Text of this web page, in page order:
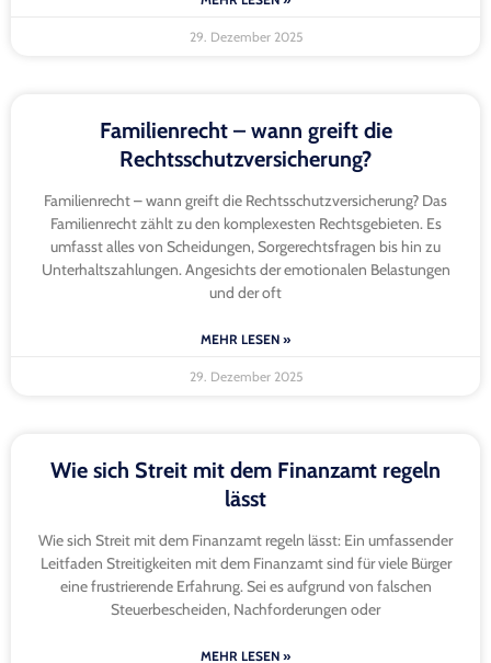
29. Dezember 2025
Familienrecht – wann greift die
Rechtsschutzversicherung?
Familienrecht – wann greift die Rechtsschutzversicherung? Das
Familienrecht zählt zu den komplexesten Rechtsgebieten. Es
umfasst alles von Scheidungen, Sorgerechtsfragen bis hin zu
Unterhaltszahlungen. Angesichts der emotionalen Belastungen
und der oft
MEHR LESEN »
29. Dezember 2025
Wie sich Streit mit dem Finanzamt regeln
lässt
Wie sich Streit mit dem Finanzamt regeln lässt: Ein umfassender
Leitfaden Streitigkeiten mit dem Finanzamt sind für viele Bürger
eine frustrierende Erfahrung. Sei es aufgrund von falschen
Steuerbescheiden, Nachforderungen oder
MEHR LESEN »